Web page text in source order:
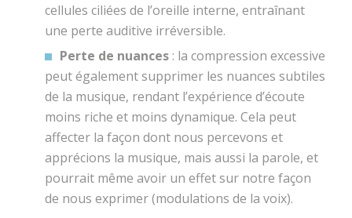
cellules ciliées de l’oreille interne, entraînant
une perte auditive irréversible.
Perte de nuances: la compression excessive
peut également supprimer les nuances subtiles
de la musique, rendant l’expérience d’écoute
moins riche et moins dynamique. Cela peut
affecter la façon dont nous percevons et
apprécions la musique, mais aussi la parole, et
pourrait même avoir un effet sur notre façon
de nous exprimer (modulations de la voix).